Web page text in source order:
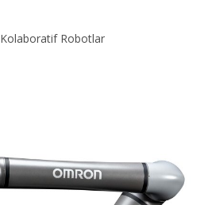
Kolaboratif Robotlar